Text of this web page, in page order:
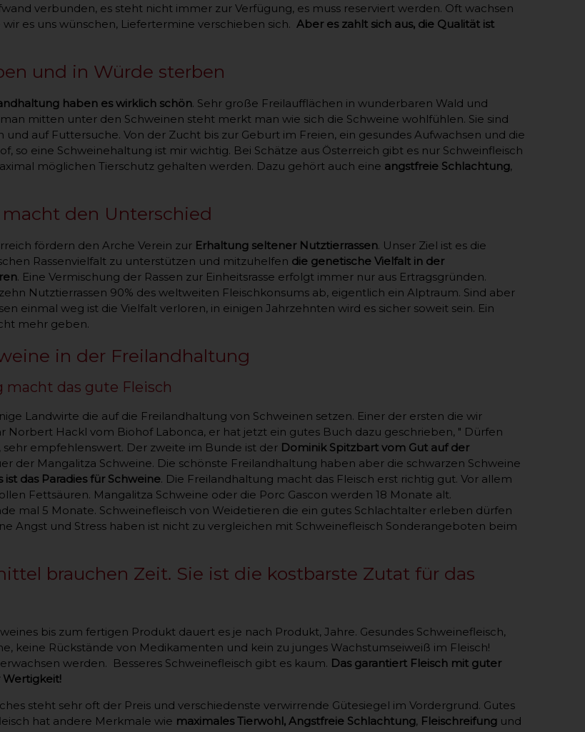
verbunden, es steht nicht immer zur Verfügung, es muss reserviert werden. Oft wachsen
es uns wünschen, Liefertermine verschieben sich. Aber es zahlt sich aus, die Qualität ist
und in Würde sterben
haben es wirklich schön. Sehr große Freilaufflächen in wunderbaren Wald und
mitten unter den Schweinen steht merkt man wie sich die Schweine wohlfühlen. Sie sind
und auf Futtersuche. Von der Zucht bis zur Geburt im Freien, ein gesundes Aufwachsen und die
so eine Schweinehaltung ist mir wichtig. Bei Schätze aus Österreich gibt es nur Schweinfleisch
möglichen Tierschutz gehalten werden. Dazu gehört auch eine angstfreie Schlachtung,
macht den Unterschied
fördern den Arche Verein zur Erhaltung seltener Nutztierrassen. Unser Ziel ist es die
Rassenvielfalt zu unterstützen und mitzuhelfen die genetische Vielfalt in der
. Eine Vermischung der Rassen zur Einheitsrasse erfolgt immer nur aus Ertragsgründen.
Nutztierrassen 90% des weltweiten Fleischkonsums ab, eigentlich ein Alptraum. Sind aber
einmal weg ist die Vielfalt verloren, in einigen Jahrzehnten wird es sicher soweit sein. Ein
mehr geben.
in der Freilandhaltung
macht das gute Fleisch
Landwirte die auf die Freilandhaltung von Schweinen setzen. Einer der ersten die wir
Norbert Hackl vom Biohof Labonca, er hat jetzt ein gutes Buch dazu geschrieben, " Dürfen
sehr empfehlenswert. Der zweite im Bunde ist der Dominik Spitzbart vom Gut auf der
der Mangalitza Schweine. Die schönste Freilandhaltung haben aber die schwarzen Schweine
ist das Paradies für Schweine. Die Freilandhaltung macht das Fleisch erst richtig gut. Vor allem
Fettsäuren. Mangalitza Schweine oder die Porc Gascon werden 18 Monate alt.
mal 5 Monate. Schweinefleisch von Weidetieren die ein gutes Schlachtalter erleben dürfen
Angst und Stress haben ist nicht zu vergleichen mit Schweinefleisch Sonderangeboten beim
brauchen Zeit. Sie ist die kostbarste Zutat für das
bis zum fertigen Produkt dauert es je nach Produkt, Jahre. Gesundes Schweinefleisch,
keine Rückstände von Medikamenten und kein zu junges Wachstumseiweiß im Fleisch!
werden. Besseres Schweinefleisch gibt es kaum. Das garantiert Fleisch mit guter
steht sehr oft der Preis und verschiedenste verwirrende Gütesiegel im Vordergrund. Gutes
hat andere Merkmale wie maximales Tierwohl, Angstfreie Schlachtung, Fleischreifung und